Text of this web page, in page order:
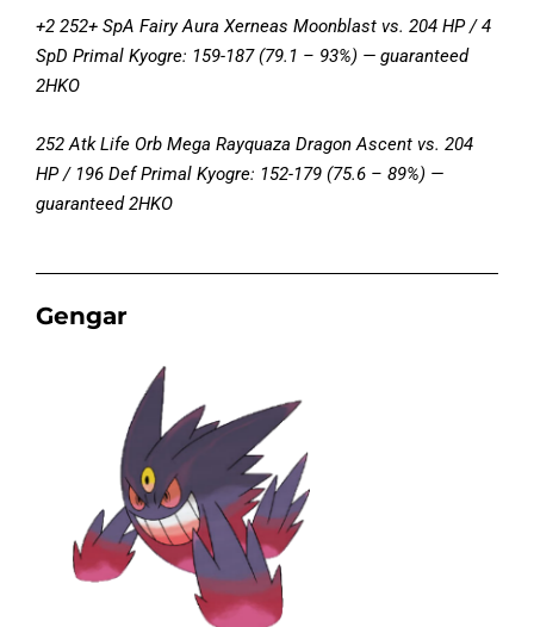
+2 252+ SpA Fairy Aura Xerneas Moonblast vs. 204 HP / 4
SpD Primal Kyogre: 159-187 (79.1 – 93%) — guaranteed
2HKO
252 Atk Life Orb Mega Rayquaza Dragon Ascent vs. 204
HP / 196 Def Primal Kyogre: 152-179 (75.6 – 89%) —
guaranteed 2HKO
Gengar